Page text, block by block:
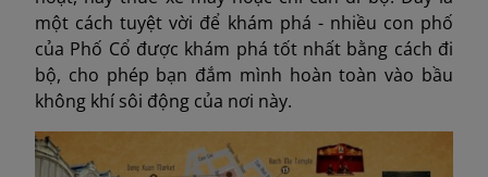
một cách tuyệt vời để khám phá - nhiều con phố
của Phố Cổ được khám phá tốt nhất bằng cách đi
bộ, cho phép bạn đắm mình hoàn toàn vào bầu
không khí sôi động của nơi này.